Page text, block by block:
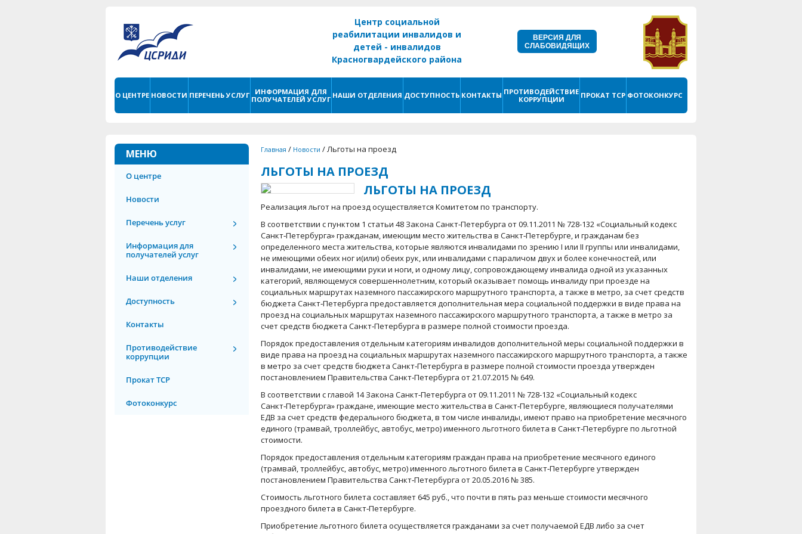
Центр социальной
реабилитации инвалидов и
детей - инвалидов
Красногвардейского района
ВЕРСИЯ ДЛЯ
СЛАБОВИДЯЩИХ
О ЦЕНТРЕ НОВОСТИ ПЕРЕЧЕНЬ УСЛУГ
ИНФОРМАЦИЯ ДЛЯ
ПОЛУЧАТЕЛЕЙ УСЛУГ НАШИ ОТДЕЛЕНИЯ ДОСТУПНОСТЬ КОНТАКТЫ ПРОТИВОДЕЙСТВИЕ
КОРРУПЦИИ
ПРОКАТ ТСР ФОТОКОНКУРС
МЕНЮ
О центре
Новости
Перечень услуг
Информация для
получателей услуг
Наши отделения
Доступность
Контакты
Противодействие
коррупции
Прокат ТСР
Фотоконкурс
Главная / Новости /Льготы на проезд
ЛЬГОТЫ НА ПРОЕЗД
ЛЬГОТЫ НА ПРОЕЗД
Реализация льгот на проезд осуществляется Комитетом по транспорту.
В соответствии с пунктом 1 статьи 48 Закона Санкт‑Петербурга от 09.11.2011 № 728-132 «Социальный кодекс
Санкт‑Петербурга» гражданам, имеющим место жительства в Санкт‑Петербурге, и гражданам без
определенного места жительства, которые являются инвалидами по зрению I или II группы или инвалидами,
не имеющими обеих ног и(или) обеих рук, или инвалидами с параличом двух и более конечностей, или
инвалидами, не имеющими руки и ноги, и одному лицу, сопровождающему инвалида одной из указанных
категорий, являющемуся совершеннолетним, который оказывает помощь инвалиду при проезде на
социальных маршрутах наземного пассажирского маршрутного транспорта, а также в метро, за счет средств
бюджета Санкт‑Петербурга предоставляется дополнительная мера социальной поддержки в виде права на
проезд на социальных маршрутах наземного пассажирского маршрутного транспорта, а также в метро за
счет средств бюджета Санкт‑Петербурга в размере полной стоимости проезда.
Порядок предоставления отдельным категориям инвалидов дополнительной меры социальной поддержки в
виде права на проезд на социальных маршрутах наземного пассажирского маршрутного транспорта, а также
в метро за счет средств бюджета Санкт‑Петербурга в размере полной стоимости проезда утвержден
постановлением Правительства Санкт‑Петербурга от 21.07.2015 № 649.
В соответствии с главой 14 Закона Санкт‑Петербурга от 09.11.2011 № 728-132 «Социальный кодекс
Санкт‑Петербурга» граждане, имеющие место жительства в Санкт‑Петербурге, являющиеся получателями
ЕДВ за счет средств федерального бюджета, в том числе инвалиды, имеют право на приобретение месячного
единого (трамвай, троллейбус, автобус, метро) именного льготного билета в Санкт‑Петербурге по льготной
стоимости.
Порядок предоставления отдельным категориям граждан права на приобретение месячного единого
(трамвай, троллейбус, автобус, метро) именного льготного билета в Санкт‑Петербурге утвержден
постановлением Правительства Санкт‑Петербурга от 20.05.2016 № 385.
Стоимость льготного билета составляет 645 руб., что почти в пять раз меньше стоимости месячного
проездного билета в Санкт‑Петербурге.
Приобретение льготного билета осуществляется гражданами за счет получаемой ЕДВ либо за счет